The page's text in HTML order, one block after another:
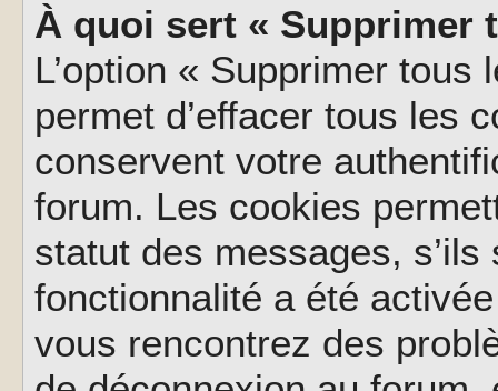
À quoi sert « Supprimer
L’option « Supprimer
permet d’effacer tous les
conservent votre
forum. Les cookies
statut des messages,
fonctionnalité a été
vous rencontrez des